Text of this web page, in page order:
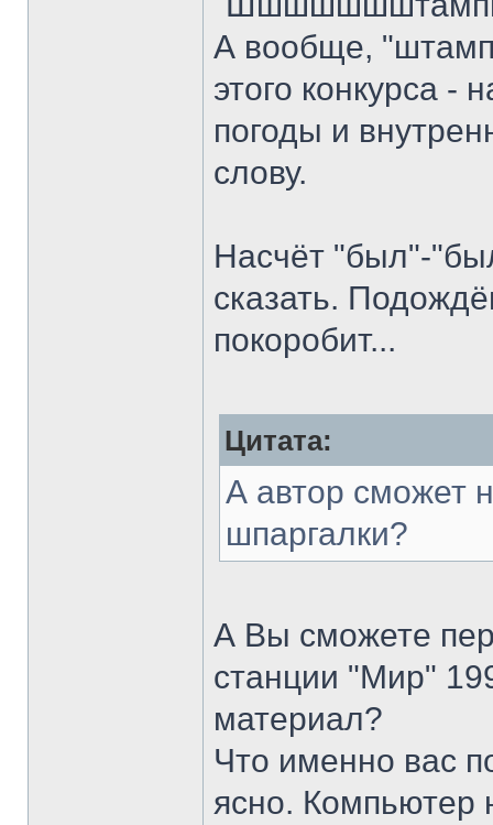
А вообще,
этого конкурса -
погоды и
слову.
Насчёт "был"-
сказать.
покоробит...
Цитата:
А автор сможет
шпаргалки?
А Вы сможете
станции "Мир"
материал?
Что именно вас
ясно. Компьютер